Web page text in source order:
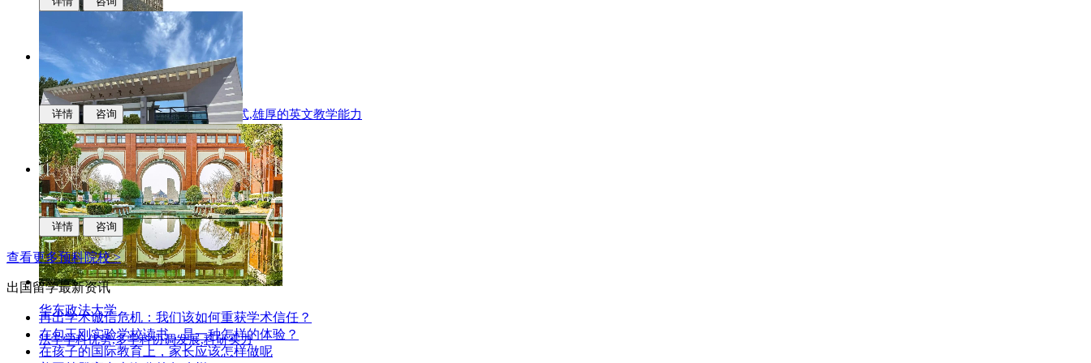
华东师范大学
多样化的升学,中新联合培养的办学模式,雄厚的英文教学能力
合肥工业大学
科研实力,学科优势,人才培养质量
详情 咨询
华东政法大学
法学学科优势,多学科协调发展,科研实力
详情 咨询
查看更多预科院校 >
出国留学最新资讯
再出学术诚信危机：我们该如何重获学术信任？
在包玉刚实验学校读书，是一种怎样的体验？
在孩子的国际教育上，家长应该怎样做呢